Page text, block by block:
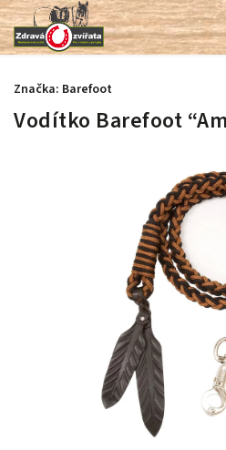
Vodítko Barefoot
Značka: Barefoot